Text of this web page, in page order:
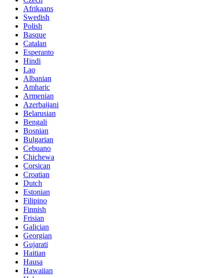
Afrikaans
Swedish
Polish
Basque
Catalan
Esperanto
Hindi
Lao
Albanian
Amharic
Armenian
Azerbaijani
Belarusian
Bengali
Bosnian
Bulgarian
Cebuano
Chichewa
Corsican
Croatian
Dutch
Estonian
Filipino
Finnish
Frisian
Galician
Georgian
Gujarati
Haitian
Hausa
Hawaiian